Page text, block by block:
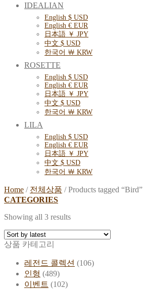
IDEALIAN
English $ USD
English € EUR
日本語 ￥ JPY
中文 $ USD
한국어 ￦ KRW
ROSETTE
English $ USD
English € EUR
日本語 ￥ JPY
中文 $ USD
한국어 ￦ KRW
LILA
English $ USD
English € EUR
日本語 ￥ JPY
中文 $ USD
한국어 ￦ KRW
Home / 전체상품 /Products tagged “Bird”
CATEGORIES
Showing all 3 results
상품 카테고리
레전드 콜렉션 (106)
인형 (489)
이벤트 (102)